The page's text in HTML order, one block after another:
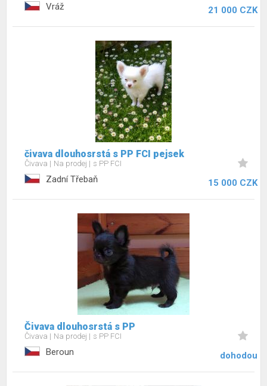
Vráž 21 000 CZK
čivava dlouhosrstá s PP FCI pejsek
Čivava Na prodej s PP FCI
Zadní Třebaň 15 000 CZK
Čivava dlouhosrstá s PP
Čivava Na prodej s PP FCI
Beroun dohodou